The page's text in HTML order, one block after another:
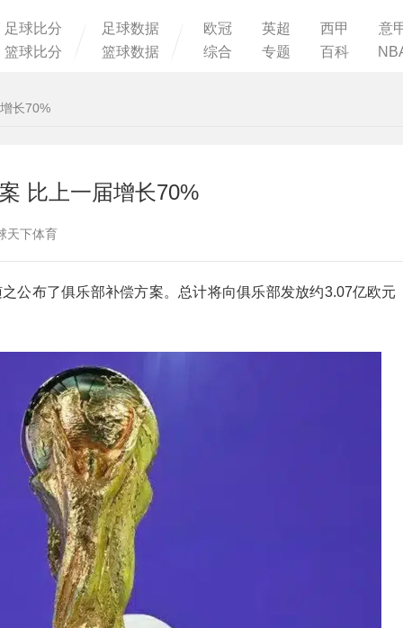
足球比分
篮球比分
足球数据
篮球数据
欧冠 英超 西甲
意
综合
专题 百科
长70%
比上一届增长70%
天下体育
公布了俱乐部补偿方案。总计将向俱乐部发放约3.07亿欧元